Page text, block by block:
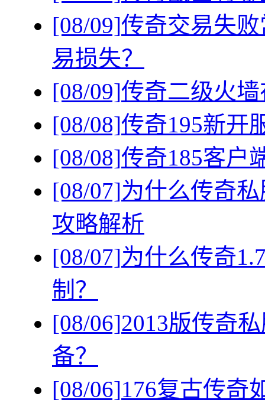
[08/09]传奇交易失
易损失？
[08/09]传奇二级火
[08/08]传奇195新开
[08/08]传奇185客户
[08/07]为什么传奇
攻略解析
[08/07]为什么传奇
制？
[08/06]2013版传奇
备？
[08/06]176复古传奇